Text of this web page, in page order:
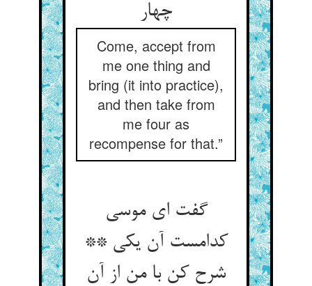
چهار
Come, accept from
me one thing and
bring (it into practice),
and then take from
me four as
recompense for that.”
گفت ای موسی
کدامست آن یکی **
شرح کن با من از آن